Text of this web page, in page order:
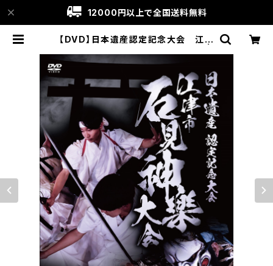
12000円以上で全国送料無料
【DVD】日本遺産認定記念大会 江津
石見神楽グッズ通販│Kaguragoyo